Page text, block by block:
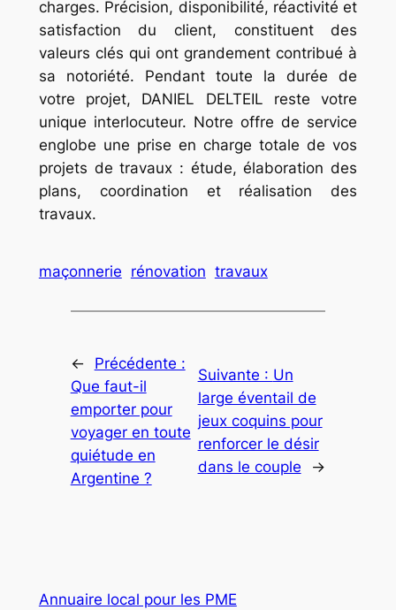
charges. Précision, disponibilité, réactivité et
satisfaction du client, constituent des
valeurs clés qui ont grandement contribué à
sa notoriété. Pendant toute la durée de
votre projet, DANIEL DELTEIL reste votre
unique interlocuteur. Notre offre de service
englobe une prise en charge totale de vos
projets de travaux : étude, élaboration des
plans, coordination et réalisation des
travaux.
maçonnerie rénovation travaux
←
Précédente :
Que faut-il
emporter pour
voyager en toute
quiétude en
Argentine ?
Suivante : Un
large éventail de
jeux coquins pour
renforcer le désir
dans le couple
→
Annuaire local pour les PME